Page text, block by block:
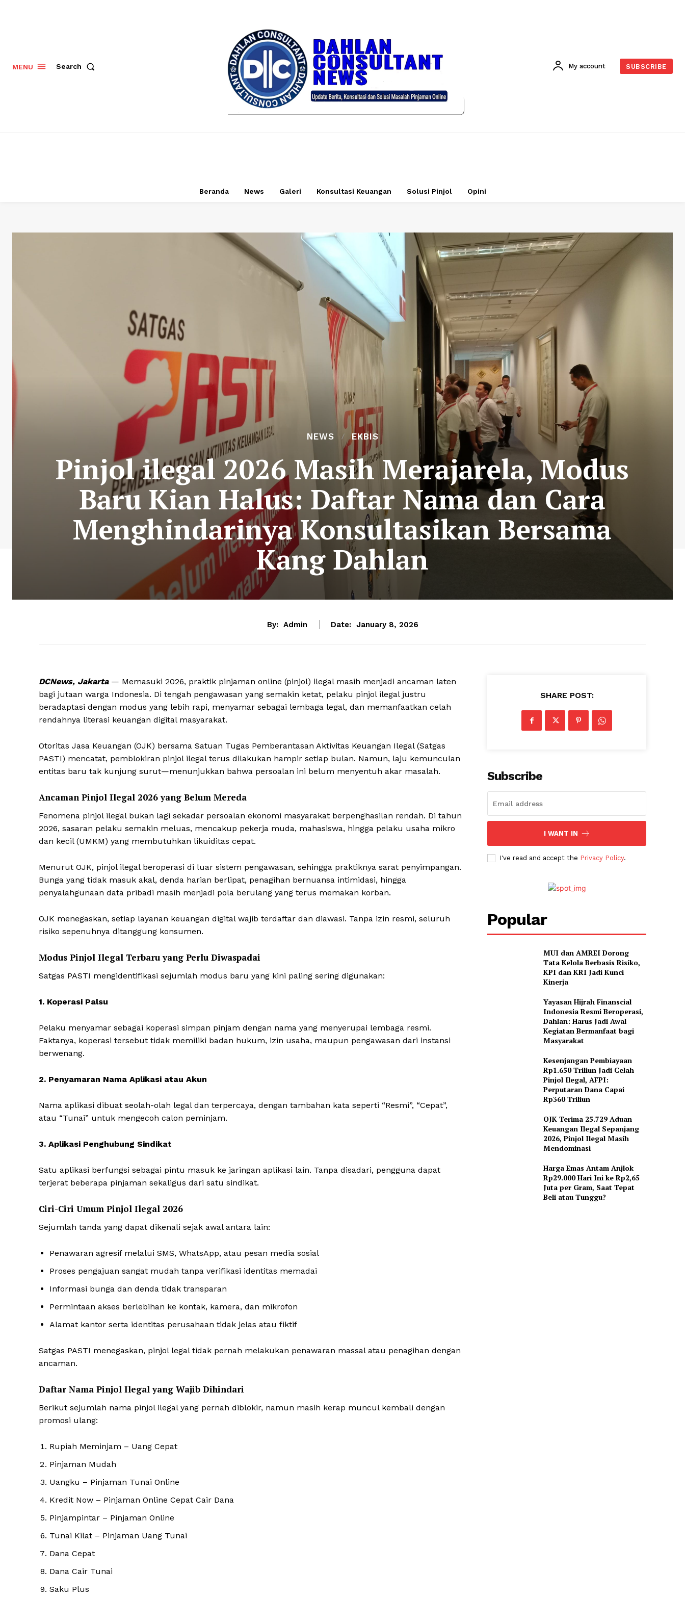
MENU Search My account SUBSCRIBE
Beranda News Galeri Konsultasi Keuangan Solusi Pinjol Opini
NEWS EKBIS
Pinjol ilegal 2026 Masih Merajarela, Modus
Baru Kian Halus: Daftar Nama dan Cara
Menghindarinya Konsultasikan Bersama
Kang Dahlan
By: Admin Date: January 8, 2026
DCNews, Jakarta— Memasuki 2026, praktik pinjaman online (pinjol) ilegal masih menjadi ancaman laten
bagi jutaan warga Indonesia. Di tengah pengawasan yang semakin ketat, pelaku pinjol ilegal justru
beradaptasi dengan modus yang lebih rapi, menyamar sebagai lembaga legal, dan memanfaatkan celah
rendahnya literasi keuangan digital masyarakat.
Otoritas Jasa Keuangan (OJK) bersama Satuan Tugas Pemberantasan Aktivitas Keuangan Ilegal (Satgas
PASTI) mencatat, pemblokiran pinjol ilegal terus dilakukan hampir setiap bulan. Namun, laju kemunculan
entitas baru tak kunjung surut—menunjukkan bahwa persoalan ini belum menyentuh akar masalah.
Ancaman Pinjol Ilegal 2026 yang Belum Mereda
Fenomena pinjol ilegal bukan lagi sekadar persoalan ekonomi masyarakat berpenghasilan rendah. Di tahun
2026, sasaran pelaku semakin meluas, mencakup pekerja muda, mahasiswa, hingga pelaku usaha mikro
dan kecil (UMKM) yang membutuhkan likuiditas cepat.
Menurut OJK, pinjol ilegal beroperasi di luar sistem pengawasan, sehingga praktiknya sarat penyimpangan.
Bunga yang tidak masuk akal, denda harian berlipat, penagihan bernuansa intimidasi, hingga
penyalahgunaan data pribadi masih menjadi pola berulang yang terus memakan korban.
OJK menegaskan, setiap layanan keuangan digital wajib terdaftar dan diawasi. Tanpa izin resmi, seluruh
risiko sepenuhnya ditanggung konsumen.
Modus Pinjol Ilegal Terbaru yang Perlu Diwaspadai
Satgas PASTI mengidentifikasi sejumlah modus baru yang kini paling sering digunakan:
1. Koperasi Palsu
Pelaku menyamar sebagai koperasi simpan pinjam dengan nama yang menyerupai lembaga resmi.
Faktanya, koperasi tersebut tidak memiliki badan hukum, izin usaha, maupun pengawasan dari instansi
berwenang.
2. Penyamaran Nama Aplikasi atau Akun
Nama aplikasi dibuat seolah-olah legal dan terpercaya, dengan tambahan kata seperti “Resmi”, “Cepat”,
atau “Tunai” untuk mengecoh calon peminjam.
3. Aplikasi Penghubung Sindikat
Satu aplikasi berfungsi sebagai pintu masuk ke jaringan aplikasi lain. Tanpa disadari, pengguna dapat
terjerat beberapa pinjaman sekaligus dari satu sindikat.
Ciri-Ciri Umum Pinjol Ilegal 2026
Sejumlah tanda yang dapat dikenali sejak awal antara lain:
Penawaran agresif melalui SMS, WhatsApp, atau pesan media sosial
Proses pengajuan sangat mudah tanpa verifikasi identitas memadai
Informasi bunga dan denda tidak transparan
Permintaan akses berlebihan ke kontak, kamera, dan mikrofon
Alamat kantor serta identitas perusahaan tidak jelas atau fiktif
Satgas PASTI menegaskan, pinjol legal tidak pernah melakukan penawaran massal atau penagihan dengan
ancaman.
Daftar Nama Pinjol Ilegal yang Wajib Dihindari
Berikut sejumlah nama pinjol ilegal yang pernah diblokir, namun masih kerap muncul kembali dengan
promosi ulang:
Rupiah Meminjam – Uang Cepat
Pinjaman Mudah
Uangku – Pinjaman Tunai Online
Kredit Now – Pinjaman Online Cepat Cair Dana
Pinjampintar – Pinjaman Online
Tunai Kilat – Pinjaman Uang Tunai
Dana Cepat
Dana Cair Tunai
Saku Plus
SHARE POST:
Subscribe
I WANT IN
I've read and accept the Privacy Policy.
Popular
MUI dan AMREI Dorong
Tata Kelola Berbasis Risiko,
KPI dan KRI Jadi Kunci
Kinerja
Yayasan Hijrah Finanscial
Indonesia Resmi Beroperasi,
Dahlan: Harus Jadi Awal
Kegiatan Bermanfaat bagi
Masyarakat
Kesenjangan Pembiayaan
Rp1.650 Triliun Jadi Celah
Pinjol Ilegal, AFPI:
Perputaran Dana Capai
Rp360 Triliun
OJK Terima 25.729 Aduan
Keuangan Ilegal Sepanjang
2026, Pinjol Ilegal Masih
Mendominasi
Harga Emas Antam Anjlok
Rp29.000 Hari Ini ke Rp2,65
Juta per Gram, Saat Tepat
Beli atau Tunggu?